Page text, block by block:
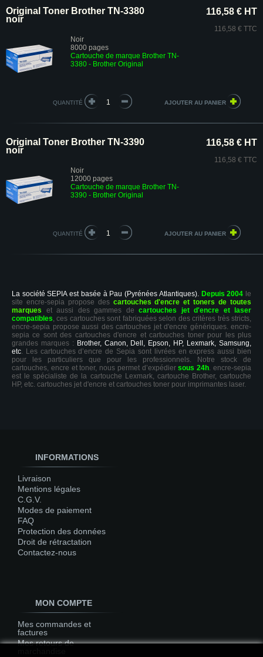
Original Toner Brother TN-3380
noir
Noir
8000 pages
Cartouche de marque Brother TN-
3380 - Brother Original
116,58 € HT
116,58 € TTC
QUANTITÉ
Original Toner Brother TN-3390
noir
Noir
12000 pages
Cartouche de marque Brother TN-
3390 - Brother Original
116,58 € HT
116,58 € TTC
QUANTITÉ
La société SEPIA est basée à Pau (Pyrénées Atlantiques). Depuis 2004 le
site encre-sepia propose des cartouches d'encre et toners de toutes
marques et aussi des gammes de cartouches jet d'encre et laser
compatibles, ces cartouches sont fabriquées selon des critères très stricts,
encre-sepia propose aussi des cartouches jet d'encre génériques. encre-
sepia ce sont des cartouches d'encre et cartouches toner pour les plus
grandes marques : Brother, Canon, Dell, Epson, HP, Lexmark, Samsung,
etc. Les cartouches d’encre de Sepia sont livrées en express aussi bien
pour les particuliers que pour les professionnels. Notre stock de
cartouches, encre et toner, nous permet d’expédiersous 24h. encre-sepia
est le spécialiste de la cartouche Lexmark, cartouche Brother, cartouche
HP, etc. cartouches jet d'encre et cartouches toner pour imprimantes laser.
INFORMATIONS
Livraison
Mentions légales
C.G.V.
Modes de paiement
FAQ
Protection des données
Droit de rétractation
Contactez-nous
MON COMPTE
Mes commandes et
factures
Mes retours de